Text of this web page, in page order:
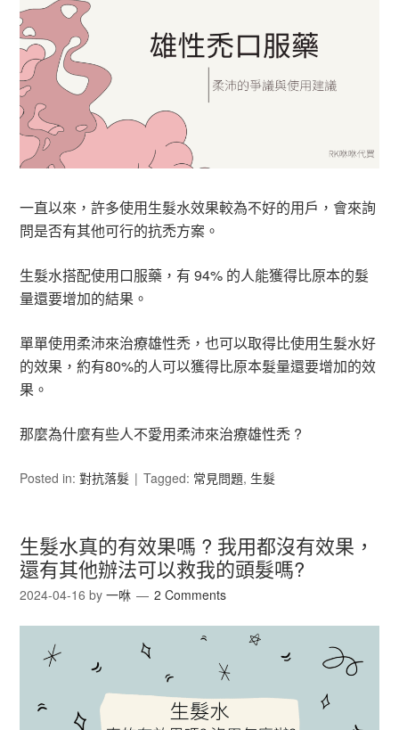
一直以來，許多使用生髮水效果較為不好的用戶，會來詢
問是否有其他可行的抗禿方案。
生髮水搭配使用口服藥，有 94% 的人能獲得比原本的髮
量還要增加的結果。
單單使用柔沛來治療雄性禿，也可以取得比使用生髮水好
的效果，約有80%的人可以獲得比原本髮量還要增加的效
果。
那麼為什麼有些人不愛用柔沛來治療雄性禿 ?
Posted in:對抗落髮 Tagged: 常見問題, 生髮
生髮水真的有效果嗎 ? 我用都沒有效果，
還有其他辦法可以救我的頭髮嗎?
2024-04-16 by一咻 2 Comments